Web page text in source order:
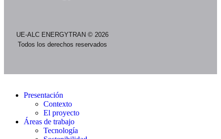
UE-ALC ENERGYTRAN © 2026
Todos los derechos reservados
Presentación
Contexto
El proyecto
Áreas de trabajo
Tecnología